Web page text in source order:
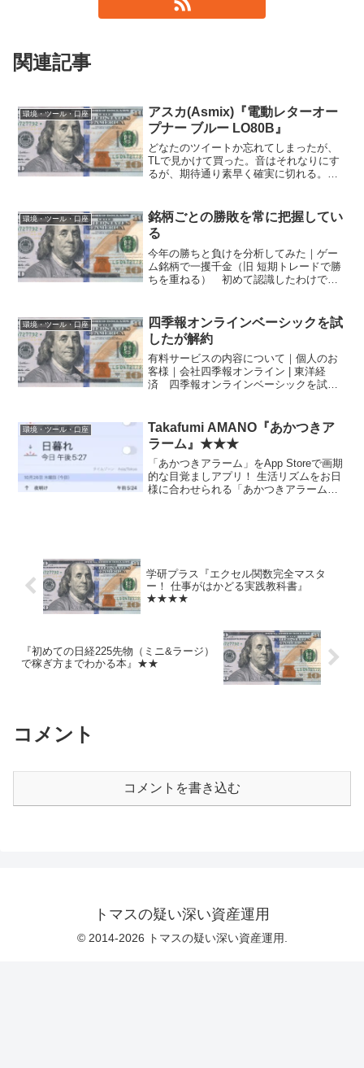
関連記事
環境・ツール・口座
アスカ(Asmix)『電動レターオー
プナー ブルー LO80B』
どなたのツイートか忘れてしまったが、
TLで見かけて買った。音はそれなりにす
るが、期待通り素早く確実に切れる。
ている。
環境・ツール・口座
銘柄ごとの勝敗を常に把握してい
る
今年の勝ちと負けを分析してみた｜ゲー
ム銘柄で一攫千金（旧 短期トレードで勝
ちを重ねる） 初めて認識したわけでは
け儲けている（あるいは損している）か
を常に把握して...
環境・ツール・口座
四季報オンラインベーシックを試
したが解約
有料サービスの内容について｜個人のお
客様｜会社四季報オンライン | 東洋経
済 四季報オンラインベーシックを試し
のみで解約すると無料じゃないの
か……。） スマホアプリの出...
環境・ツール・口座
Takafumi AMANO『あかつきア
ラーム』★★★
「あかつきアラーム」をApp Storeで画期
的な目覚ましアプリ！ 生活リズムをお日
様に合わせられる「あかつきアラーム」|
学研プラス『エクセル関数完全マスタ
ー！ 仕事がはかどる実践教科書』
★★★★
『初めての日経225先物（ミニ&ラージ）
で稼ぎ方までわかる本』★★
コメント
コメントを書き込む
トマスの疑い深い資産運用
© 2014-2026 トマスの疑い深い資産運用.